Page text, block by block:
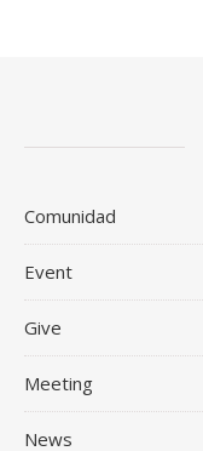
Comunidad
Event
Give
Meeting
News